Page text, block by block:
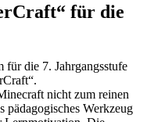
für die
für die 7. Jahrgangsstufe
nicht zum reinen
pädagogisches Werkzeug